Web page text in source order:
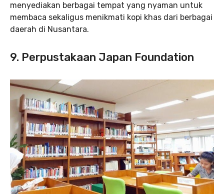
menyediakan berbagai tempat yang nyaman untuk
membaca sekaligus menikmati kopi khas dari berbagai
daerah di Nusantara.
9. Perpustakaan Japan Foundation